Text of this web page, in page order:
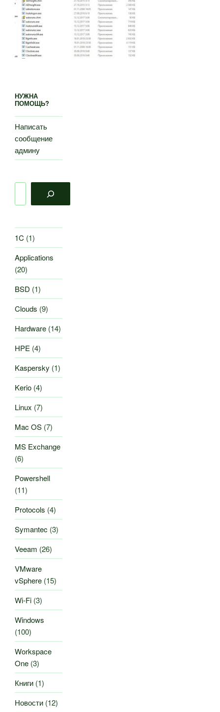
НУЖНА
ПОМОЩЬ?
Написать
сообщение
админу
1C (1)
Applications
(20)
BSD (1)
Clouds (9)
Hardware (14)
HPE (4)
Kaspersky (1)
Kerio (4)
Linux (7)
Mac OS (7)
MS Exchange
(6)
Powershell
(11)
Protocols (4)
Symantec (3)
Veeam (26)
VMware
vSphere (15)
Wi-Fi (3)
Windows
(100)
Workspace
One (3)
Книги (1)
Новости (12)